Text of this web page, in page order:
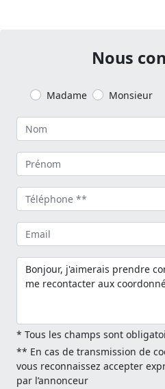
Nous
Madame Monsieur
* Tous les champs sont
** En cas de transmission de
vous reconnaissez accepter
par l’annonceur